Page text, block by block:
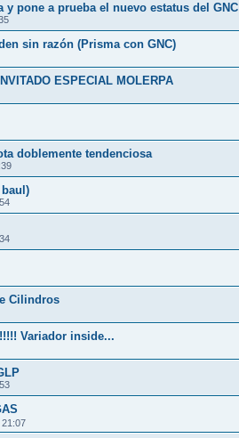
y pone a prueba el nuevo estatus del GNC
sin razón (Prisma con GNC)
ESPECIAL MOLERPA
doblemente tendenciosa
Cilindros
Variador inside...
21:07